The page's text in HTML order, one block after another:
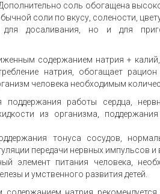
соль обогащена
соли по вкусу, солености,
для досаливания, но и для
содержанием натрия +
натрия, обогащает
человека необходимым
поддержания работы сердца,
из организма,
тонуса сосудов,
передачи нервных импульсов
элемент питания человека,
и умственного развития детей.